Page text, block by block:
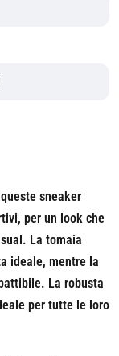
sneaker
per un look che
La tomaia
ideale, mentre la
La robusta
per tutte le loro